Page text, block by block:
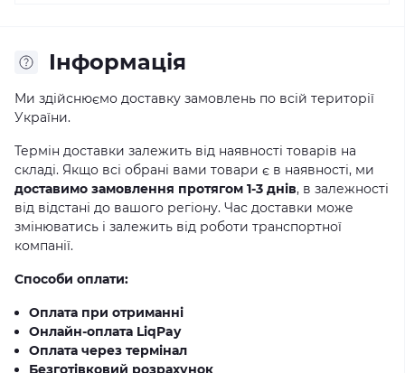
Iнформація
Ми здійснюємо доставку замовлень по всій території
України.
Термін доставки залежить від наявності товарів на
складі. Якщо всі обрані вами товари є в наявності, ми
доставимо замовлення протягом 1-3 днів, в залежності
від відстані до вашого регіону. Час доставки може
змінюватись і залежить від роботи транспортної
компанії.
Способи оплати:
Оплата при отриманні
Онлайн-оплата LiqPay
Оплата через термінал
Безготівковий розрахунок